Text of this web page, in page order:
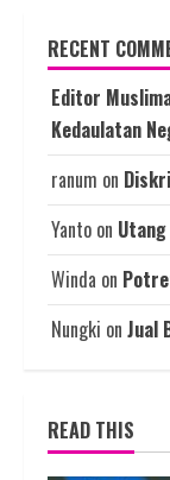
RECENT
Editor
Kedaulatan
ranum on
Yanto on
Winda on
Nungki on Jual
READ THIS